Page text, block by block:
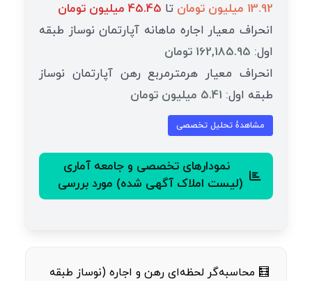
13.92 میلیون تومان
تا 45.45 میلیون تومان
انحراف معیار اجاره ماهانه آپارتمان نوساز طبقه
اول: 162,185.95 تومان
انحراف معیار هرمترمربع رهن آپارتمان نوساز
طبقه اول: 5.41 میلیون تومان
مشاهدهٔ تحلیل تخصصی
نمودارهای تخصصی و جامعه آماری
(لیست املاک آگهی شده) مورد بررسی
🧮 محاسبه‌گر لحظه‌ای رهن و اجاره (نوساز طبقه